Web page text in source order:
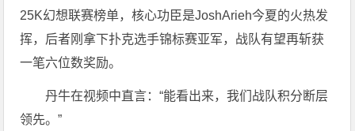
25K幻想联赛榜单，核心功臣是JoshArieh今夏的火热发
挥，后者刚拿下扑克选手锦标赛亚军，战队有望再斩获
一笔六位数奖励。
丹牛在视频中直言：“能看出来，我们战队积分断层
领先。”